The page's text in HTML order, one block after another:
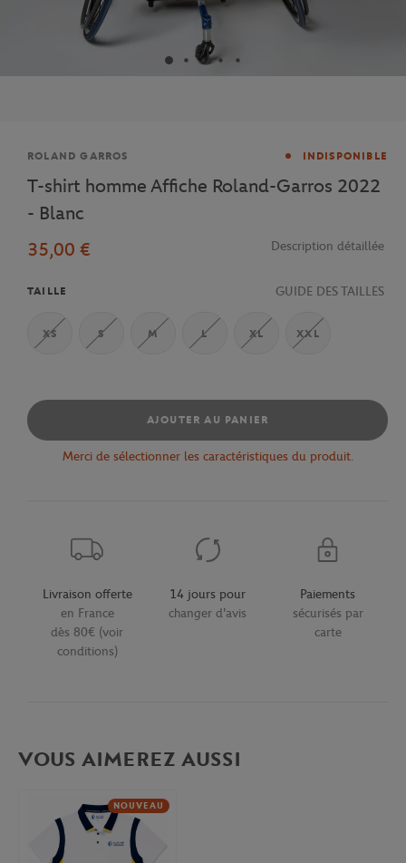
Marque
ROLAND GARROS INDISPONIBLE
T-shirt homme Affiche Roland-Garros 2022
- Blanc
35,00 €
Description détaillée
TAILLE GUIDE DES TAILLES
XS S M L XL XXL
AJOUTER AU PANIER
Merci de sélectionner les caractéristiques du produit.
Livraison offerte
en France
dès 80€ (voir
conditions)
14 jours pour
changer d'avis
Paiements
sécurisés par
carte
VOUS AIMEREZ AUSSI
NOUVEAU